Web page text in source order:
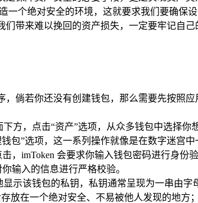
个绝对安全的环境，这就要求我们要确保
带来难以挽回的资产损失，一定要牢记自
，倘若你还没有创建钱包，那么需要先按照
下方，点击“资产”选项，从众多钱包中选择
包”选项，这一系列操作就像是在数字迷宫
，imToken 会要求你输入钱包密码进行身
输入的信息进行严格校验。
示该钱包的私钥，私钥通常呈现为一串由
放在一个绝对安全、不易被他人发现的地